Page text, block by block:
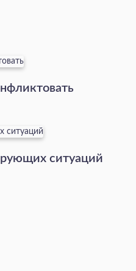
ситуаций